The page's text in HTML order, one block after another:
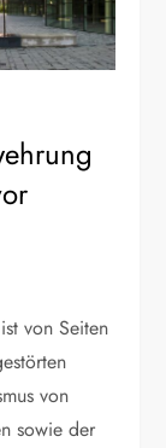
von Seiten
von
sowie der